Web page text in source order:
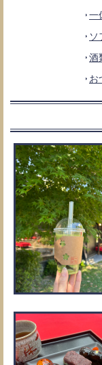
一
ソ
酒
お